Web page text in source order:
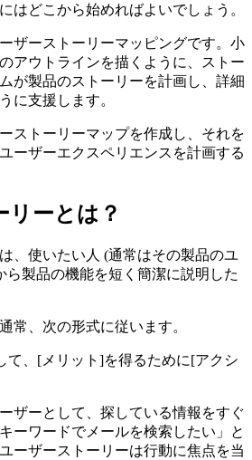
はどこから始めればよいでしょう。
ザーストーリーマッピングです。小
アウトラインを描くように、ストー
が製品のストーリーを計画し、詳細
に支援します。
ストーリーマップを作成し、それを
ーザーエクスペリエンスを計画する
リーとは？
、使いたい人 (通常はその製品のユ
ら製品の機能を短く簡潔に説明した
常、次の形式に従います。
て、[メリット]を得るために[アクシ
ザーとして、探している情報をすぐ
ーワードでメールを検索したい」と
ーザーストーリーは行動に焦点を当